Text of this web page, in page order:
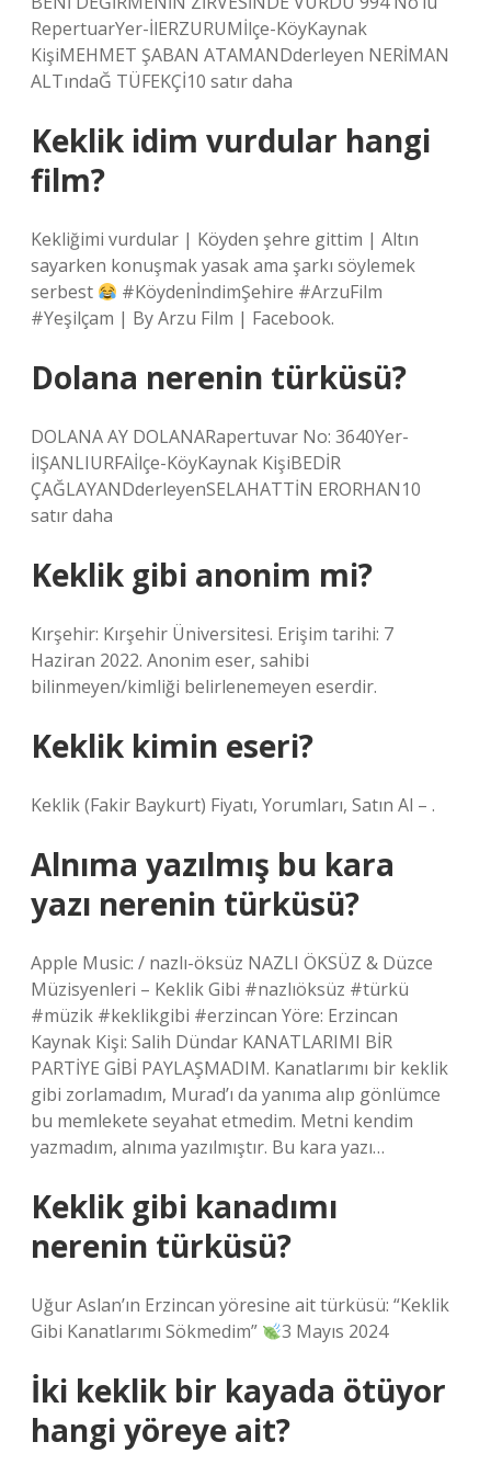
RepertuarYer-İlERZURUMİlçe-KöyKaynak
KişiMEHMET ŞABAN ATAMANDderleyen NERİMAN
ALTındaĞ TÜFEKÇİ10 satır daha
Keklik idim vurdular hangi
film?
Kekliğimi vurdular | Köyden şehre gittim | Altın
sayarken konuşmak yasak ama şarkı söylemek
serbest
#KöydenİndimŞehire #ArzuFilm
#Yeşilçam | By Arzu Film | Facebook.
Dolana nerenin türküsü?
DOLANA AY DOLANARapertuvar No: 3640Yer-
İlŞANLIURFAİlçe-KöyKaynak KişiBEDİR
ÇAĞLAYANDderleyenSELAHATTİN ERORHAN10
satır daha
Keklik gibi anonim mi?
Kırşehir: Kırşehir Üniversitesi. Erişim tarihi: 7
Haziran 2022. Anonim eser, sahibi
bilinmeyen/kimliği belirlenemeyen eserdir.
Keklik kimin eseri?
Keklik (Fakir Baykurt) Fiyatı, Yorumları, Satın Al – .
Alnıma yazılmış bu kara
yazı nerenin türküsü?
Apple Music: / nazlı-öksüz NAZLI ÖKSÜZ & Düzce
Müzisyenleri – Keklik Gibi #nazlıöksüz #türkü
#müzik #keklikgibi #erzincan Yöre: Erzincan
Kaynak Kişi: Salih Dündar KANATLARIMI BİR
PARTİYE GİBİ PAYLAŞMADIM. Kanatlarımı bir keklik
gibi zorlamadım, Murad’ı da yanıma alıp gönlümce
bu memlekete seyahat etmedim. Metni kendim
yazmadım, alnıma yazılmıştır. Bu kara yazı…
Keklik gibi kanadımı
nerenin türküsü?
Uğur Aslan’ın Erzincan yöresine ait türküsü: “Keklik
Gibi Kanatlarımı Sökmedim”
3 Mayıs 2024
İki keklik bir kayada ötüyor
hangi yöreye ait?